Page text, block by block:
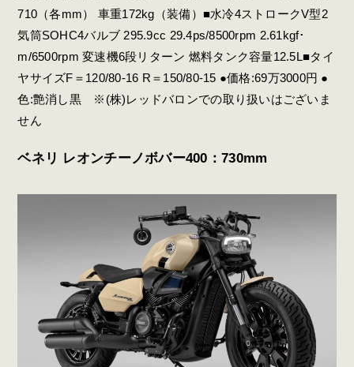
710（各mm） 車重172kg（装備）■水冷4ストロークV型2
気筒SOHC4バルブ 295.9cc 29.4ps/8500rpm 2.61kgf･
m/6500rpm 変速機6段リターン 燃料タンク容量12.5L■タイ
ヤサイズF＝120/80-16 R＝150/80-15 ●価格:69万3000円 ●
色:艶消し黒 ※(株)レッドバロンでの取り扱いはございま
せん
ベネリ レオンチーノボバー400：730mm